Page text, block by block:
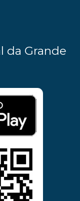
da Grande